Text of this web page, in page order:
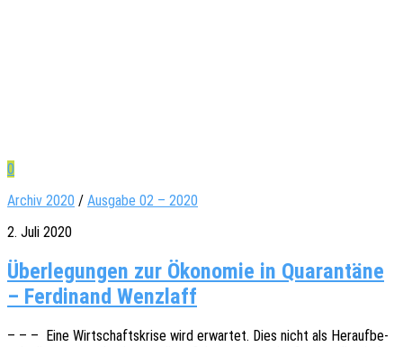
0
Archiv 2020 / Ausgabe 02 – 2020
2. Juli 2020
Überlegungen zur Ökonomie in Quarantäne
– Ferdinand Wenzlaff
– – – Eine Wirt­schafts­kri­se wird erwar­tet. Dies nicht als Herauf­be­